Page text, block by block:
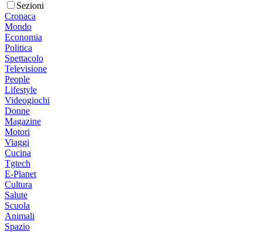
Sezioni
Cronaca
Mondo
Economia
Politica
Spettacolo
Televisione
People
Lifestyle
Videogiochi
Donne
Magazine
Motori
Viaggi
Cucina
Tgtech
E-Planet
Cultura
Salute
Scuola
Animali
Spazio